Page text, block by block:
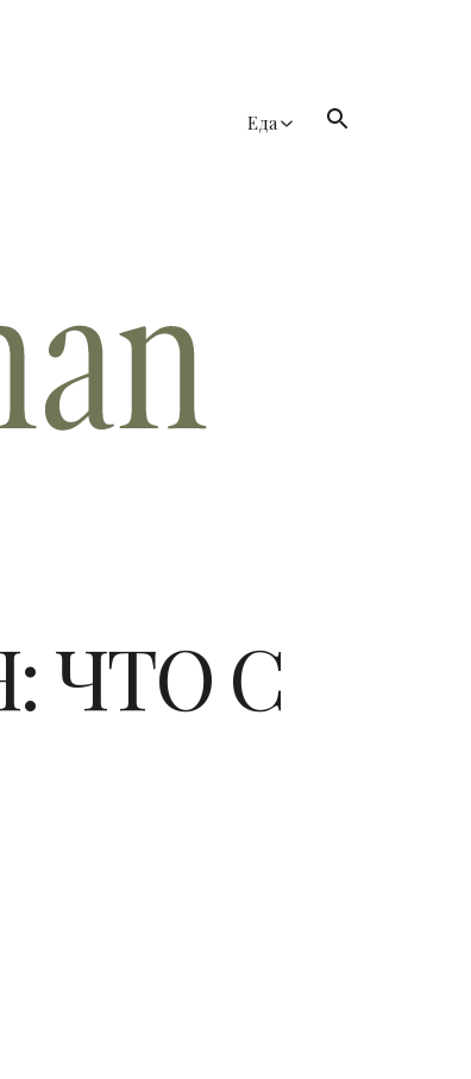
Еда
ЧТО С